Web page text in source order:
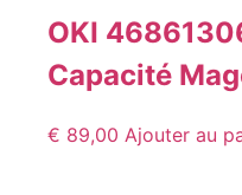
OKI
Capacité
€ 89,00 Ajouter au